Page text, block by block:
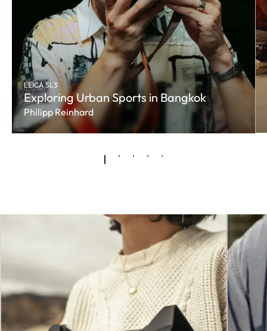
LEICA SL3
Exploring Urban Sports in Bangkok
Philipp Reinhard